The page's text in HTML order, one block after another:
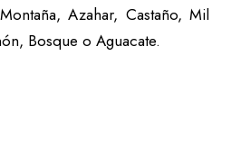
Azahar, Castaño, Mil
Bosque o Aguacate.